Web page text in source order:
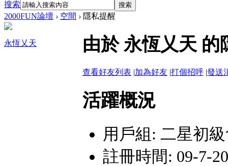
搜索 搜索
2000FUN論壇 › 空間 › 隱私提醒
永恆乂天 由於 永恆乂天
查看好友列表 |加為好友 |打個招呼 |發送
活躍概況
用戶組: 二星初
註冊時間: 09-7-